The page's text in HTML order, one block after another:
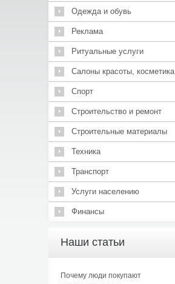
Одежда и обувь
Реклама
Ритуальные услуги
Салоны красоты, косметика
Спорт
Строительство и ремонт
Строительные материалы
Техника
Транспорт
Услуги населению
Финансы
Наши статьи
Почему люди покупают